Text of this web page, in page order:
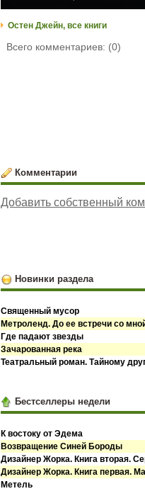
Остен Джейн, все книги
Всего комментариев: (0)
Комментарии
Добавить собственный
Новинки раздела
Священный мусор
Метроленд. До ее встречи со
Где падают звезды
Зачарованная река
Театральный роман. Тайному
Бестселлеры недели
К востоку от Эдема
Возвращение Синей Бороды
Дизайнер Жорка. Книга вторая.
Дизайнер Жорка. Книга первая.
Метель